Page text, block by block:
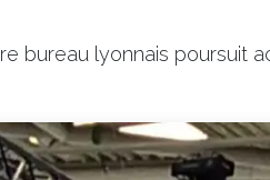
bureau lyonnais poursuit